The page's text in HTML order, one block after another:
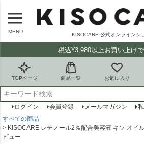
MENU
KISOCARE 公式オンラインシ
税込¥3,980以上お買い上げ
TOPページ 商品一覧 お気に入り
ログイン 会員登録 メールマガジン
すべての商品
KISOCARE レチノール2％配合美容液 キソ オイ
ビュー